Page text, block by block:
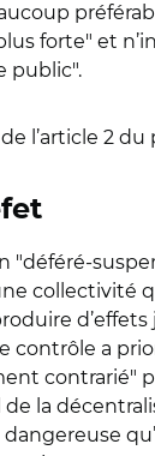
forte" et
public".
l’article 2
"déféré-
contrôle a
contrarié"
la